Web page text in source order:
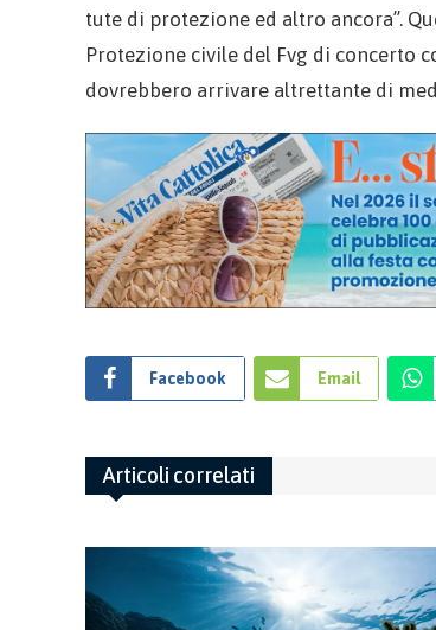
tute di protezione ed altro ancora”.
Protezione civile del Fvg di concerto
dovrebbero arrivare altrettante di
Facebook Email
Articoli correlati